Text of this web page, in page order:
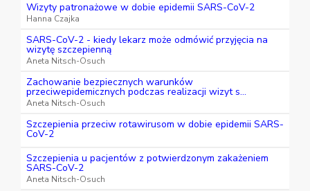
Wizyty patronażowe w dobie epidemii SARS-CoV-2
Hanna Czajka
SARS-CoV-2 - kiedy lekarz może odmówić przyjęcia na
wizytę szczepienną
Aneta Nitsch-Osuch
Zachowanie bezpiecznych warunków
przeciwepidemicznych podczas realizacji wizyt s...
Aneta Nitsch-Osuch
Szczepienia przeciw rotawirusom w dobie epidemii SARS-
CoV-2
Szczepienia u pacjentów z potwierdzonym zakażeniem
SARS-CoV-2
Aneta Nitsch-Osuch